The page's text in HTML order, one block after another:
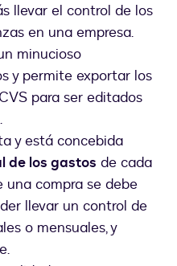
llevar el control de los
en una empresa.
minucioso
y permite exportar los
para ser editados
y está concebida
de los gastos de cada
una compra se debe
llevar un control de
o mensuales, y